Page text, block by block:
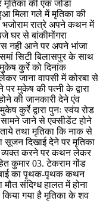
मृतिका की एक जोडा
मिला गले में मृतिका की
भजोराम रात्रे अपने कथन में
घर से बांकीमोंगरा
नही आने पर अपने भांजा
सिटी बिलासपुर के साथ
कुर्रे को दिनांक
जाना वापसी में कोरबा से
मुकेष की पत्नी के द्वारा
की जानकारी देने एंव
कुर्रे द्वारा पुनः स्वंय रोड
जाने से एक्सीडेंट होने
तथा मृतिका कि नाक से
दिखाई देने पर मृतिका
व्यक्त करने पर कथन लेकर
कुमार 03. टेकराम गोंड
बाई का पृथक-पृथक कथन
संदिग्ध हालत में होना
किया गया है मृतिका के शव